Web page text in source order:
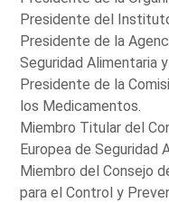
Presidente del
Presidente de la
Seguridad Alimentaria
Presidente de la
los Medicamentos.
Miembro Titular del
Europea de Seguridad
Miembro del Consejo
para el Control y